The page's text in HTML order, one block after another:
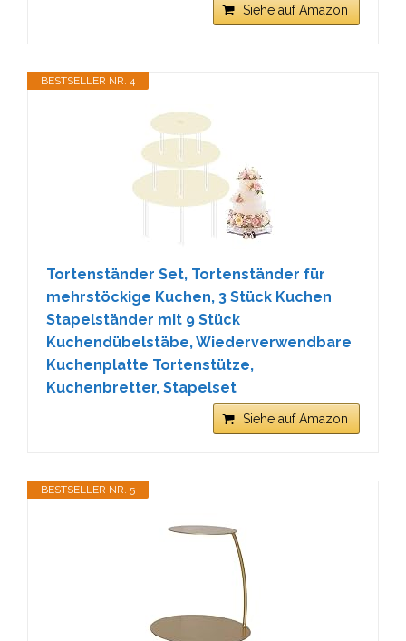
Siehe auf Amazon
BESTSELLER NR. 4
Tortenständer Set, Tortenständer für
mehrstöckige Kuchen, 3 Stück Kuchen
Stapelständer mit 9 Stück
Kuchendübelstäbe, Wiederverwendbare
Kuchenplatte Tortenstütze,
Kuchenbretter, Stapelset
Siehe auf Amazon
BESTSELLER NR. 5